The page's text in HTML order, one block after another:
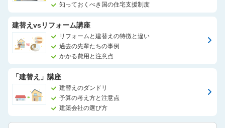
知っておくべき国の住宅支援制度
建替えvsリフォーム講座
リフォームと建替えの特徴と違い
過去の先輩たちの事例
かかる費用と注意点
「建替え」講座
建替えのダンドリ
予算の考え方と注意点
建築会社の選び方